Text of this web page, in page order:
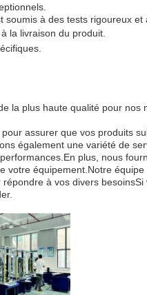
à des tests rigoureux et
la livraison du produit.
la plus haute qualité pour nos
assurer que vos produits
également une variété de
plus, nous
votre équipement.Notre
à vos divers